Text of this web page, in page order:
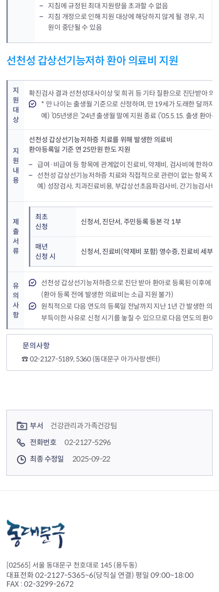
지침에 규정된 최대 지원량을 초과할 수 없음
지침 개정으로 인해 지원 대상에 해당하지 않게 될 경우, 지
원이 중단될 수 있음
선천성 갑상선기능저하 환아 의료비 지원
지
원
대
상
확진검사 결과 선천성대사이상 및 희귀 등 기타 질환으로 진단받아
* 만 나이는 출생월 기준으로 산정하며, 만 19세가 도래한 달까지
예) ’05년생은 ’24년 출생월 말에 지원 종료 (’05.5.15. 출생 환아
지
원
내
용
선천성 갑상선기능저하증 치료를 위해 발생한 의료비
환아등록일 기준 연 25만원 한도 지원
급여·비급여 등 항목에 관계없이 진료비, 약제비, 검사비에 한하여
선천성 갑상선기능저하증 치료와 직접적으로 관련이 없는 항목 지
예) 성장검사, 치과진료비용, 부갑상선초음파검사비, 간기능검사비
제
출
서
류
최초
신청
신청서, 진단서, 주민등록 등본 각 1부
매년
신청 시
신청서, 진료비(약제비 포함) 영수증, 진료비 세부
유
의
사
항
선천성 갑상선기능저하증으로 진단 받아 환아로 등록된 이후에
(환아 등록 전에 발생한 의료비는 소급 지원 불가)
원칙적으로 다음 연도의 등록일 전날까지 지난 1년 간 발생한 의
부득이한 사유로 신청 시기를 놓칠 수 있으므로 다음 연도의 환
문의사항
☎ 02-2127-5189, 5360 (동대문구 아가사랑센터)
부서
건강관리과 가족건강팀
전화번호
02-2127-5296
최종 수정일
2025-09-22
[02565] 서울 동대문구 천호대로 145 (용두동)
대표전화 02-2127-5365~6(당직실 연결) 평일 09:00~18:00
FAX : 02-3299-2672